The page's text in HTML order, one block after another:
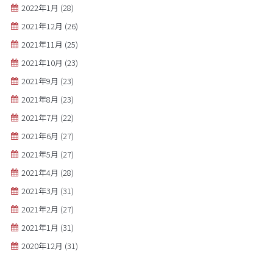
2022年1月 (28)
2021年12月 (26)
2021年11月 (25)
2021年10月 (23)
2021年9月 (23)
2021年8月 (23)
2021年7月 (22)
2021年6月 (27)
2021年5月 (27)
2021年4月 (28)
2021年3月 (31)
2021年2月 (27)
2021年1月 (31)
2020年12月 (31)